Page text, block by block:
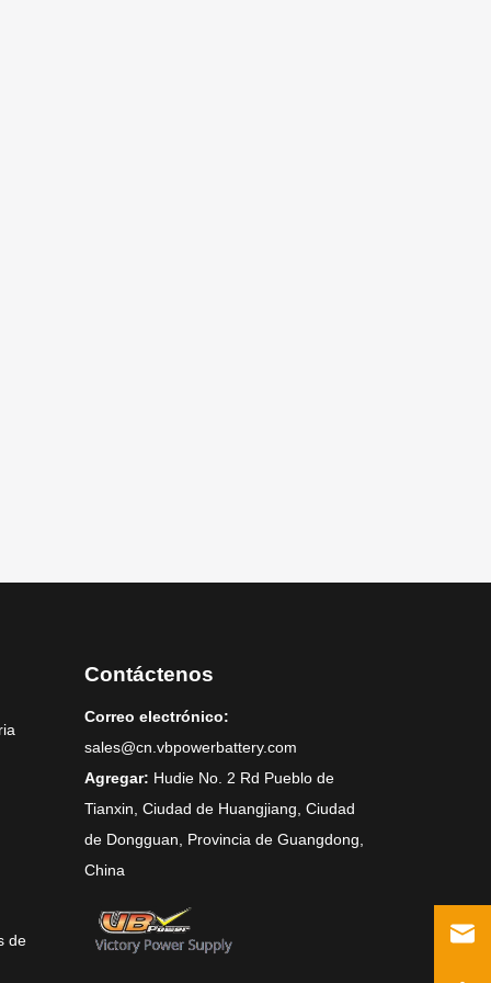
de
Contáctenos
Correo electrónico:
sales@cn.vbpowerbattery.com
Agregar: Hudie No. 2 Rd Pueblo de
Tianxin, Ciudad de Huangjiang, Ciudad
de Dongguan, Provincia de Guangdong,
China